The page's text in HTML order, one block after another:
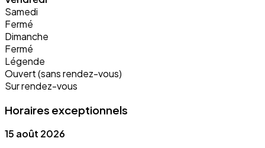
Samedi
Fermé
Dimanche
Fermé
Légende
Ouvert (sans rendez-vous)
Sur rendez-vous
Horaires exceptionnels
15 août 2026